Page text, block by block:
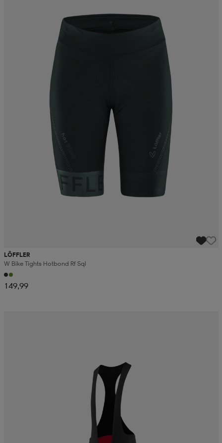
LÖFFLER
W Bike Tights Hotbond Rf Sql
149,99